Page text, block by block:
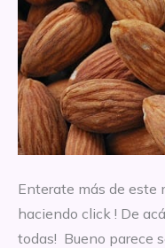
Enterate más de este
haciendo click ! De
todas! Bueno parece